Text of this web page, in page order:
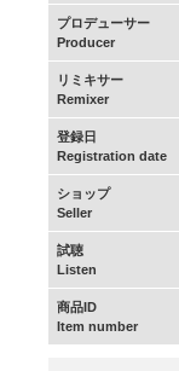
プロデューサー
Producer
リミキサー
Remixer
登録日
Registration date
ショップ
Seller
試聴
Listen
商品ID
Item number